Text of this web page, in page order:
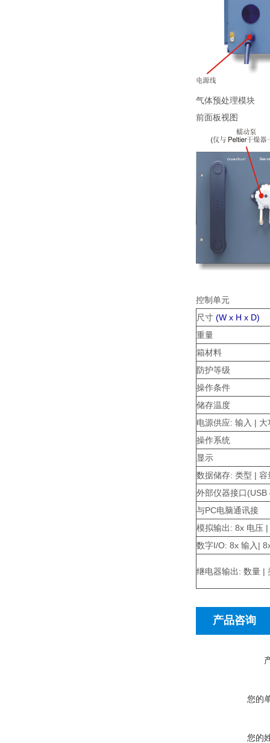
气体预处理模块
前面板视图
控制单元
尺寸 (W x H x D)
重量
箱材料
防护等级
操作条件
储存温度
电源供应: 输入 | 大
操作系统
显示
数据储存: 类型 | 容
外部仪器接口
与PC电脑通讯接
模拟输出: 8x 电压
数字I/O: 8x 输入|
继电器输出: 数量 |
产品咨询
您的
您的